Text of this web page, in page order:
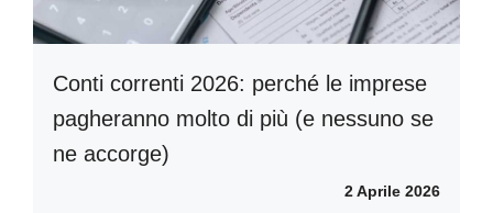
Conti correnti 2026: perché le imprese
pagheranno molto di più (e nessuno se
ne accorge)
2 Aprile 2026